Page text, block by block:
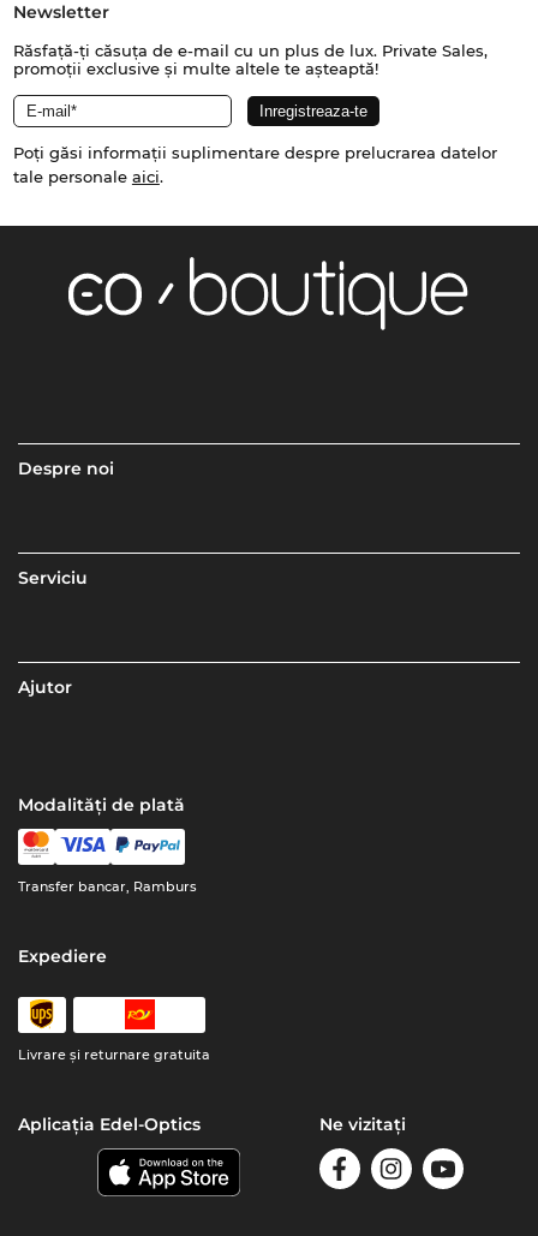
Newsletter
Răsfață-ți căsuța de e-mail cu un plus de lux. Private Sales,
promoții exclusive și multe altele te așteaptă!
Poți găsi informații suplimentare despre prelucrarea datelor
tale personale aici.
Despre noi
Serviciu
Ajutor
Modalități de plată
Transfer bancar, Ramburs
Expediere
Livrare şi returnare gratuita
Aplicația Edel-Optics Ne vizitați